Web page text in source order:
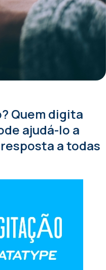
Quem digita
ajudá-lo a
a todas